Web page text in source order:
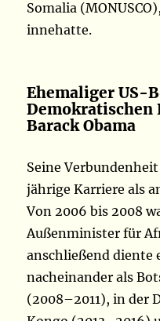
Somalia
innehatte.
Ehemaliger US-
Demokratischen
Barack Obama
Seine
jährige Karriere als
Von 2006 bis 2008
Außenminister für
anschließend diente
nacheinander als
(2008–2011), in der